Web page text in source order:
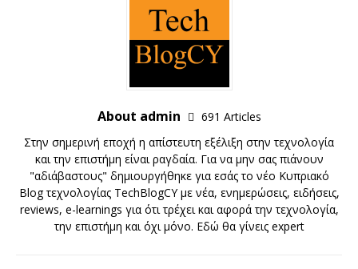
About admin
691 Articles
Στην σημερινή εποχή η απίστευτη εξέλιξη στην τεχνολογία
και την επιστήμη είναι ραγδαία. Για να μην σας πιάνουν
"αδιάβαστους" δημιουργήθηκε για εσάς το νέο Κυπριακό
Blog τεχνολογίας TechBlogCY με νέα, ενημερώσεις, ειδήσεις,
reviews, e-learnings για ότι τρέχει και αφορά την τεχνολογία,
την επιστήμη και όχι μόνο. Εδώ θα γίνεις expert